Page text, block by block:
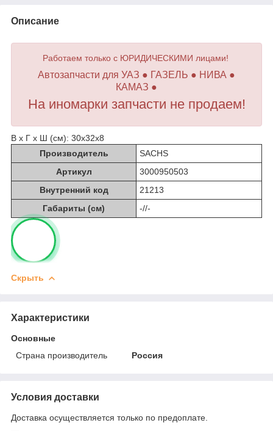
Описание
Работаем только с ЮРИДИЧЕСКИМИ лицами!
Автозапчасти для УАЗ ● ГАЗЕЛЬ ● НИВА ●
КАМАЗ ●
На иномарки запчасти не продаем!
В х Г х Ш (см): 30х32х8
Производитель
SACHS
Артикул
3000950503
Внутренний код
21213
Габариты (см)
-//-
Скрыть
Характеристики
Основные
Страна производитель
Россия
Условия доставки
Доставка осуществляется только по предоплате.